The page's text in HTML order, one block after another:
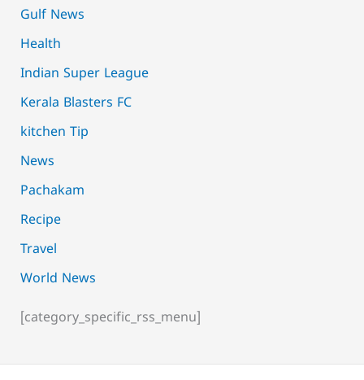
Gulf News
Health
Indian Super League
Kerala Blasters FC
kitchen Tip
News
Pachakam
Recipe
Travel
World News
[category_specific_rss_menu]